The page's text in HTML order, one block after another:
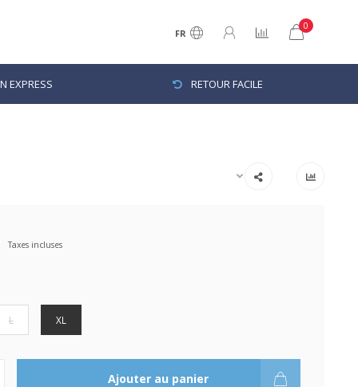
FR
0
EXPRESS RETOUR FACILE
Taxes incluses
L XL
Ajouter au panier